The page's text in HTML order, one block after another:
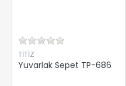
TİTİZ
Yuvarlak Sepet TP-686